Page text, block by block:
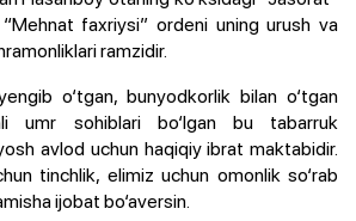
faxriysi” ordeni uning urush va
ramzidir.
o‘tgan, bunyodkorlik bilan o‘tgan
umr sohiblari bo‘lgan bu tabarruk
avlod uchun haqiqiy ibrat maktabidir.
tinchlik, elimiz uchun omonlik so‘rab
ijobat bo‘aversin.